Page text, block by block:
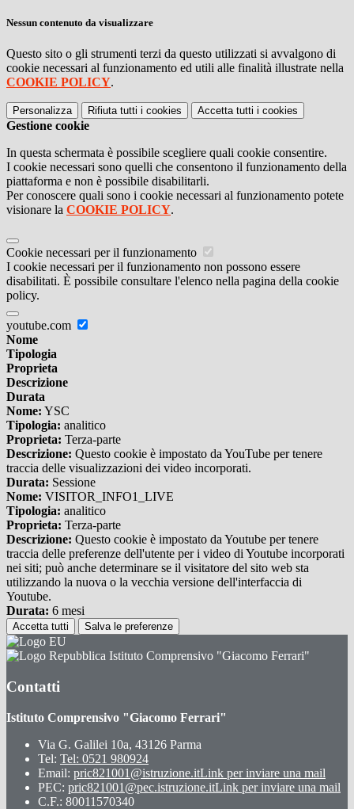
Nessun contenuto da visualizzare
Questo sito o gli strumenti terzi da questo utilizzati si avvalgono di
cookie necessari al funzionamento ed utili alle finalità illustrate nella
COOKIE POLICY.
Personalizza Rifiuta tutti i cookies Accetta tutti i cookies
Gestione cookie
In questa schermata è possibile scegliere quali cookie consentire.
I cookie necessari sono quelli che consentono il funzionamento della
piattaforma e non è possibile disabilitarli.
Per conoscere quali sono i cookie necessari al funzionamento potete
visionare la COOKIE POLICY.
Cookie necessari per il funzionamento
I cookie necessari per il funzionamento non possono essere
disabilitati. È possibile consultare l'elenco nella pagina della cookie
policy.
youtube.com
Nome
Tipologia
Proprieta
Descrizione
Durata
Nome: YSC
Tipologia: analitico
Proprieta: Terza-parte
Descrizione: Questo cookie è impostato da YouTube per tenere
traccia delle visualizzazioni dei video incorporati.
Durata: Sessione
Nome: VISITOR_INFO1_LIVE
Tipologia: analitico
Proprieta: Terza-parte
Descrizione: Questo cookie è impostato da Youtube per tenere
traccia delle preferenze dell'utente per i video di Youtube incorporati
nei siti; può anche determinare se il visitatore del sito web sta
utilizzando la nuova o la vecchia versione dell'interfaccia di
Youtube.
Durata: 6 mesi
Accetta tutti Salva le preferenze
Istituto Comprensivo "Giacomo Ferrari"
Contatti
Istituto Comprensivo "Giacomo Ferrari"
Via G. Galilei 10a, 43126 Parma
Tel: Tel: 0521 980924
Email: pric821001@istruzione.itLink per inviare una mail
PEC: pric821001@pec.istruzione.itLink per inviare una mail
C.F.: 80011570340